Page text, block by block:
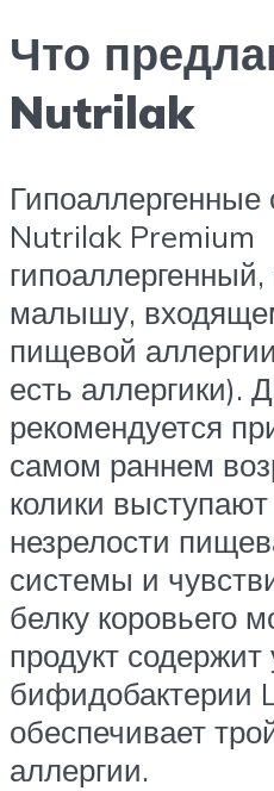
Что
Nutrilak
Nutrilak Premium
малышу,
пищевой
есть аллергики).
рекомендуется
самом раннем
колики
незрелости
системы и
белку коровьего
продукт
бифидобактерии
обеспечивает
аллергии.